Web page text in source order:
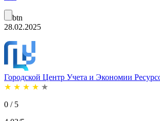
btn
28.02.2025
Городской Центр Учета и Экономии
★ ★ ★ ★ ★
0 / 5